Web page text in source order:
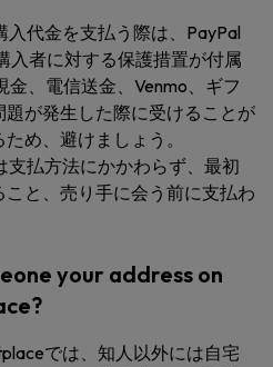
代金を支払う際は、PayPal
入者に対する保護措置が付属
、電信送金、Venmo、ギフ
題が発生した際に受けることが
め、避けましょう。
支払方法にかかわらず、最初
と、売り手に会う前に支払わ
your address on
では、知人以外には自宅